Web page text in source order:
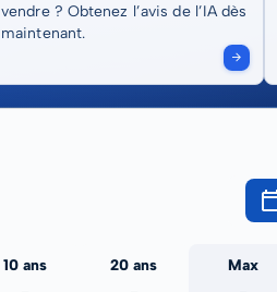
vendre ? Obtenez l’avis de l’IA dès
maintenant.
10 ans 20 ans Max